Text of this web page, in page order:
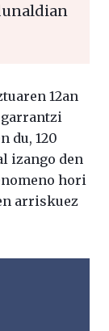
12an
du, 120
izango den
hori
arriskuez